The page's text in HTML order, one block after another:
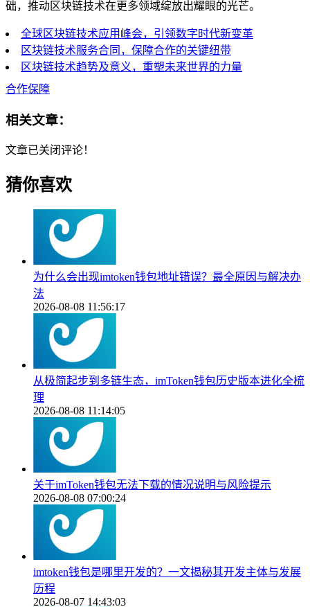
础，推动区块链技术在更多领域绽放出耀眼的光芒。
全球区块链技术应用峰会，引领数字时代新变革
区块链技术服务合同，保障合作的关键纽带
区块链技术趋势及意义，重塑未来世界的力量
合作保障
相关文章：
文章已关闭评论！
猜你喜欢
为什么会出现imtoken钱包地址错误？最全原因与解决办
法
2026-08-08 11:56:17
从极简起步到多链生态，imToken钱包历史版本进化全梳
理
2026-08-08 11:14:05
关于imToken钱包无法下载的情况说明与风险提示
2026-08-08 07:00:24
imtoken钱包是哪里开发的？一文揭秘其开发主体与发展
历程
2026-08-07 14:43:03